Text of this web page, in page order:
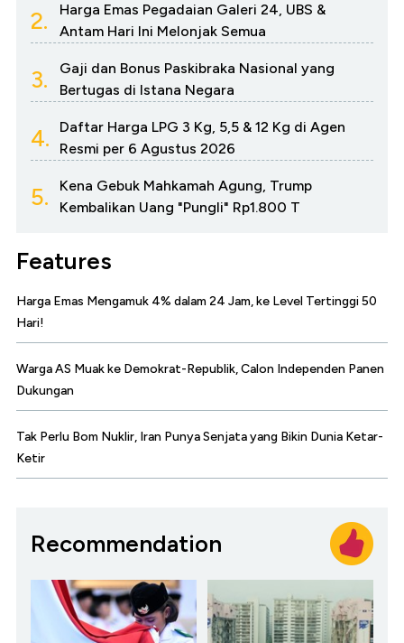
2.
Harga Emas Pegadaian Galeri 24, UBS &
Antam Hari Ini Melonjak Semua
3.
Gaji dan Bonus Paskibraka Nasional yang
Bertugas di Istana Negara
4.
Daftar Harga LPG 3 Kg, 5,5 & 12 Kg di Agen
Resmi per 6 Agustus 2026
5.
Kena Gebuk Mahkamah Agung, Trump
Kembalikan Uang "Pungli" Rp1.800 T
Features
Harga Emas Mengamuk 4% dalam 24 Jam, ke Level Tertinggi 50
Hari!
Warga AS Muak ke Demokrat-Republik, Calon Independen Panen
Dukungan
Tak Perlu Bom Nuklir, Iran Punya Senjata yang Bikin Dunia Ketar-
Ketir
Recommendation